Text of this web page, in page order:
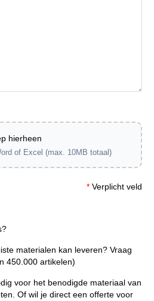
hierheen
of Excel (max. 10MB totaal)
* Verplicht veld
materialen kan leveren? Vraag
450.000 artikelen)
voor het benodigde materiaal van
Of wil je direct een offerte voor